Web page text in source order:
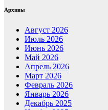
Архивы
Август 2026
Июль 2026
Июнь 2026
Май 2026
Апрель 2026
Март 2026
Февраль 2026
Январь 2026
Декабрь 2025